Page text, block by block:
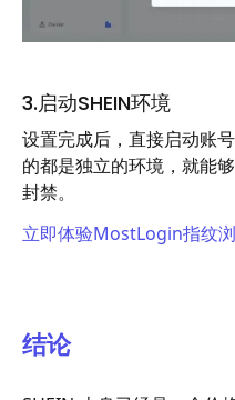
3.启动SHEIN环境
设置完成后，直接启动账
的都是独立的环境，就能
封禁。
立即体验MostLogin指纹浏
结论